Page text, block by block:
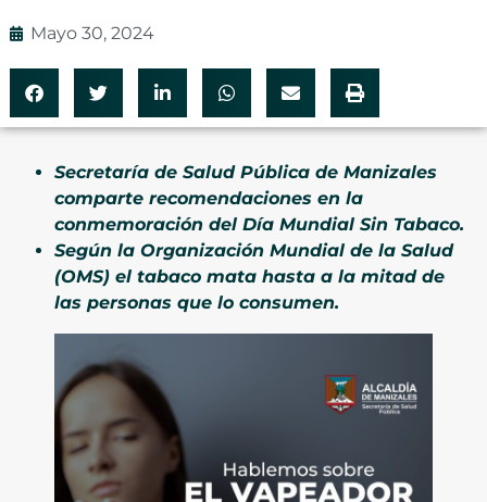
Mayo 30, 2024
Secretaría de Salud Pública de Manizales
comparte recomendaciones en la
conmemoración del Día Mundial Sin Tabaco.
Según la Organización Mundial de la Salud
(OMS) el tabaco mata hasta a la mitad de
las personas que lo consumen.